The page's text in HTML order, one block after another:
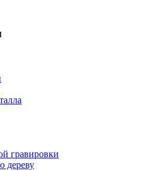
гравировки
дереву